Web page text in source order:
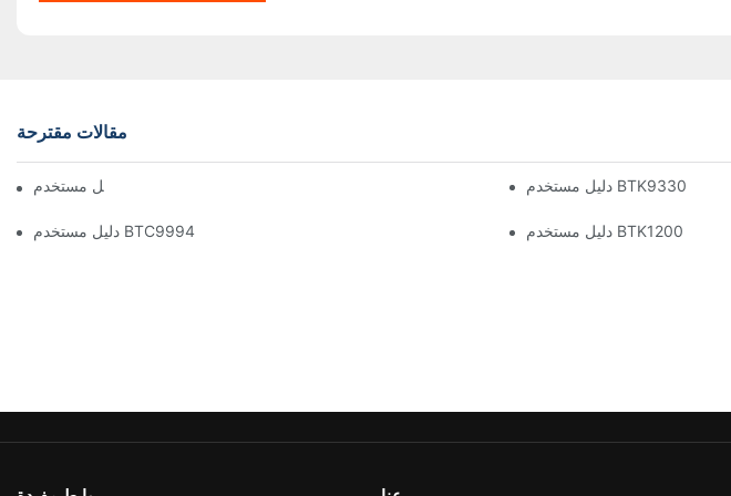
مقالات مقترحة
دليل مستخدم BTK9330
دليل مستخدم BTC9994 دليل مستخدم BTK1200